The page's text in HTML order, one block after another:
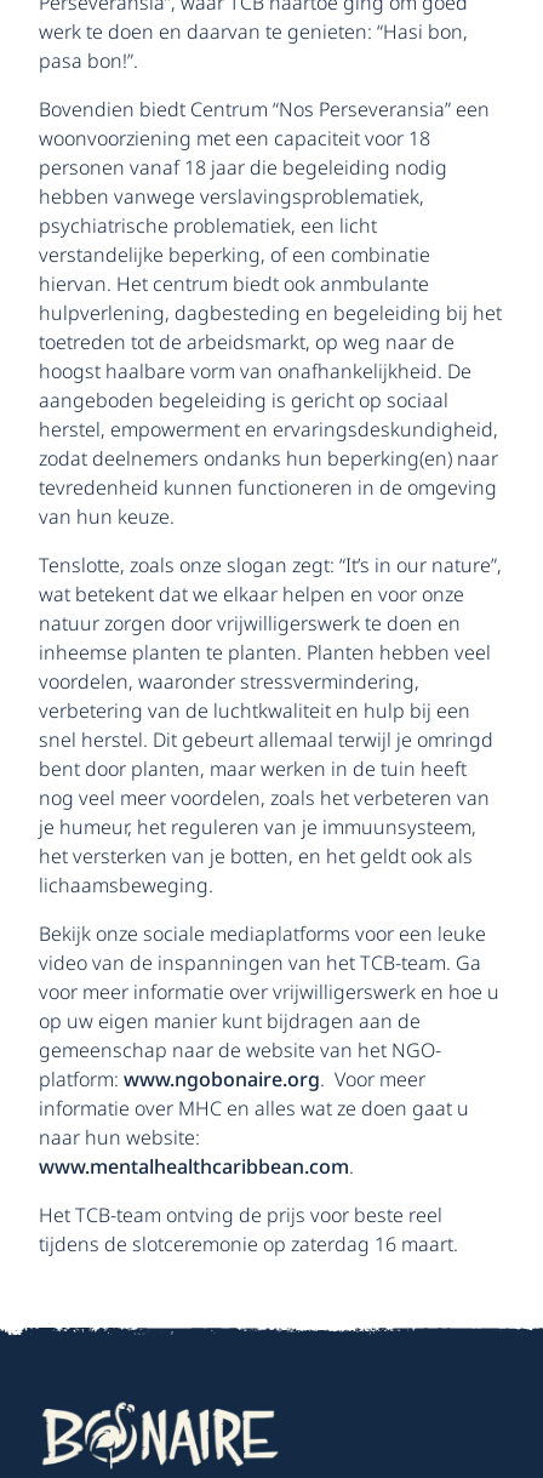
werk te doen en daarvan te genieten: “Hasi bon,
pasa bon!”.
Bovendien biedt Centrum “Nos Perseveransia” een
woonvoorziening met een capaciteit voor 18
personen vanaf 18 jaar die begeleiding nodig
hebben vanwege verslavingsproblematiek,
psychiatrische problematiek, een licht
verstandelijke beperking, of een combinatie
hiervan. Het centrum biedt ook anmbulante
hulpverlening, dagbesteding en begeleiding bij het
toetreden tot de arbeidsmarkt, op weg naar de
hoogst haalbare vorm van onafhankelijkheid. De
aangeboden begeleiding is gericht op sociaal
herstel, empowerment en ervaringsdeskundigheid,
zodat deelnemers ondanks hun beperking(en) naar
tevredenheid kunnen functioneren in de omgeving
van hun keuze.
Tenslotte, zoals onze slogan zegt: “It’s in our nature”,
wat betekent dat we elkaar helpen en voor onze
natuur zorgen door vrijwilligerswerk te doen en
inheemse planten te planten. Planten hebben veel
voordelen, waaronder stressvermindering,
verbetering van de luchtkwaliteit en hulp bij een
snel herstel. Dit gebeurt allemaal terwijl je omringd
bent door planten, maar werken in de tuin heeft
nog veel meer voordelen, zoals het verbeteren van
je humeur, het reguleren van je immuunsysteem,
het versterken van je botten, en het geldt ook als
lichaamsbeweging.
Bekijk onze sociale mediaplatforms voor een leuke
video van de inspanningen van het TCB-team. Ga
voor meer informatie over vrijwilligerswerk en hoe u
op uw eigen manier kunt bijdragen aan de
gemeenschap naar de website van het NGO-
platform: www.ngobonaire.org. Voor meer
informatie over MHC en alles wat ze doen gaat u
naar hun website:
www.mentalhealthcaribbean.com.
Het TCB-team ontving de prijs voor beste reel
tijdens de slotceremonie op zaterdag 16 maart.